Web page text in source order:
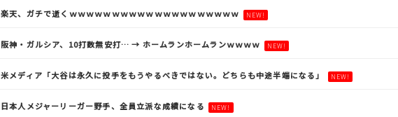
楽天、ガチで逝くｗｗｗｗｗｗｗｗｗｗｗｗｗｗｗｗｗｗｗｗ NEW!
阪神・ガルシア、10打数無安打… → ホームランホームランｗｗｗｗ NEW!
米メディア「大谷は永久に投手をもうやるべきではない。どちらも中途半端になる」 NEW!
日本人メジャーリーガー野手、全員立派な成績になる NEW!